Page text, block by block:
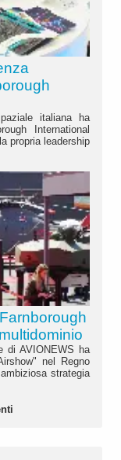
italiana ha
International
propria leadership
di AVIONEWS ha
nel Regno
strategia